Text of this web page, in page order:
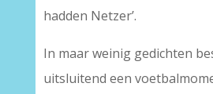
hadden Netzer’.
In maar weinig gedichten
uitsluitend een